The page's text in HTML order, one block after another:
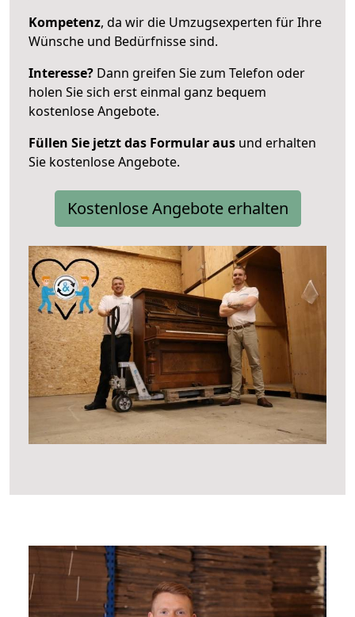
Kompetenz, da wir die Umzugsexperten für Ihre
Wünsche und Bedürfnisse sind.
Interesse? Dann greifen Sie zum Telefon oder
holen Sie sich erst einmal ganz bequem
kostenlose Angebote.
Füllen Sie jetzt das Formular aus und erhalten
Sie kostenlose Angebote.
Kostenlose Angebote erhalten